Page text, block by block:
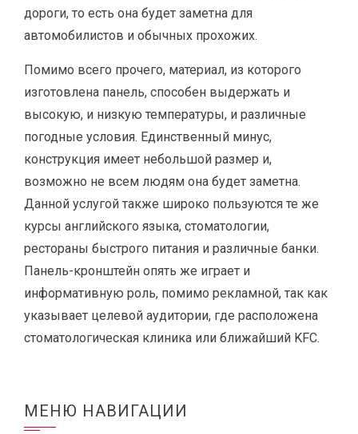
дороги, то есть она будет заметна для
автомобилистов и обычных прохожих.
Помимо всего прочего, материал, из которого
изготовлена панель, способен выдержать и
высокую, и низкую температуры, и различные
погодные условия. Единственный минус,
конструкция имеет небольшой размер и,
возможно не всем людям она будет заметна.
Данной услугой также широко пользуются те же
курсы английского языка, стоматологии,
рестораны быстрого питания и различные банки.
Панель-кронштейн опять же играет и
информативную роль, помимо рекламной, так как
указывает целевой аудитории, где расположена
стоматологическая клиника или ближайший KFC.
МЕНЮ НАВИГАЦИИ